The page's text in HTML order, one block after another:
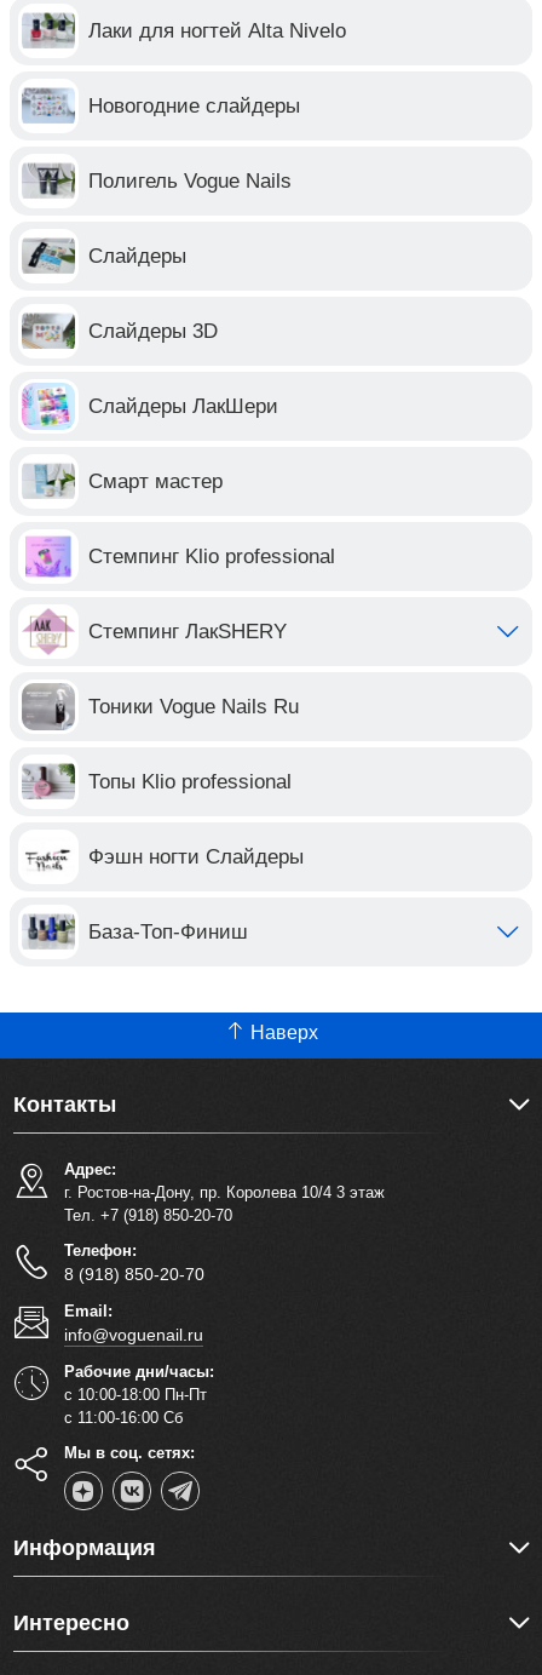
Лаки для ногтей Alta Nivelo
Новогодние слайдеры
Полигель Vogue Nails
Слайдеры
Слайдеры 3D
Слайдеры ЛакШери
Смарт мастер
Стемпинг Klio professional
Стемпинг ЛакSHERY
Тоники Vogue Nails Ru
Топы Klio professional
Фэшн ногти Слайдеры
База-Топ-Финиш
Наверх
Контакты
Адрес:
г. Ростов-на-Дону, пр. Королева 10/4 3 этаж
Тел. +7 (918) 850-20-70
Телефон:
8 (918) 850-20-70
Email:
info@voguenail.ru
Рабочие дни/часы:
с 10:00-18:00 Пн-Пт
с 11:00-16:00 Сб
Мы в соц. сетях:
Информация
Интересно